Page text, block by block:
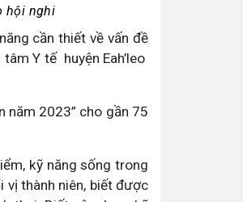
hội nghi
cần thiết về vấn đề
Y tế huyện Eah’leo
năm 2023” cho gần 75
kỹ năng sống trong
vị thành niên, biết được